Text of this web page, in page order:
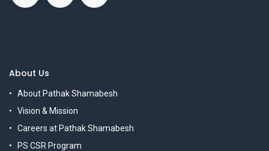
About Us
About Pathak Shamabesh
Vision & Mission
Careers at Pathak Shamabesh
PS CSR Program